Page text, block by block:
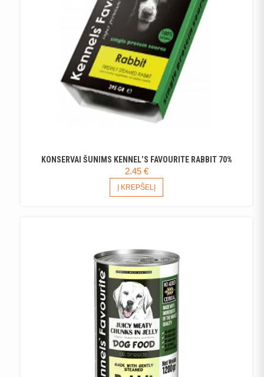
KONSERVAI ŠUNIMS KENNEL’S FAVOURITE RABBIT 70%
2.45 €
Į KREPŠELĮ